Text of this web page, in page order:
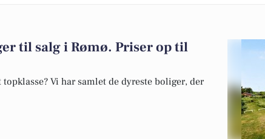
til salg i Rømø. Priser op til
Vi har samlet de dyreste boliger, der